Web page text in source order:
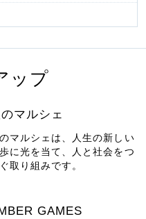
ップ
マルシェ
マルシェは、人生の新しい
に光を当て、人と社会をつ
取り組みです。
GAMES